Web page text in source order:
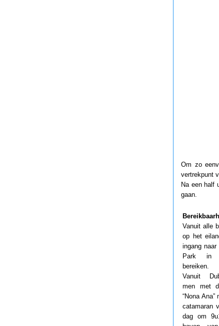
Om zo
vertrekpunt
Na een half
gaan.
Vanuit alle
op het
ingang
Park in
bereiken.
Vanuit
men met
“Nona
catamaran
dag om